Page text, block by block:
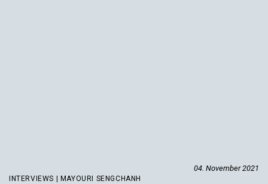
04. November 2021
INTERVIEWS | MAYOURI SENGCHANH